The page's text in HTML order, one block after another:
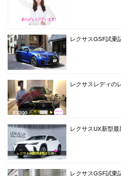
レクサスGSF試乗
レクサスレディの
レクサスUX新型
レクサスGSF試乗